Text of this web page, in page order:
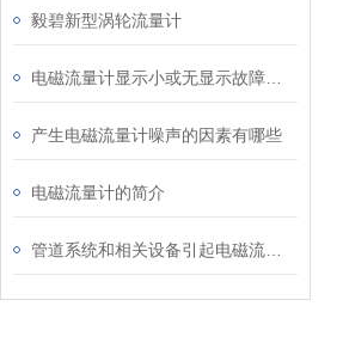
毅碧新型涡轮流量计
产生电磁流量计噪声的因素有哪些
电磁流量计的简介